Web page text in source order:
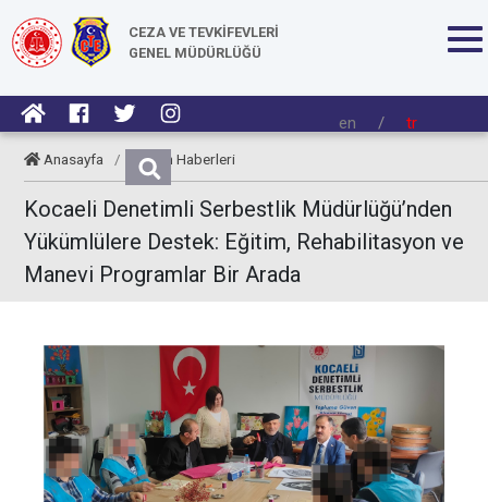
CEZA VE TEVKİFEVLERİ
GENEL MÜDÜRLÜĞÜ
en / tr
Anasayfa / Kurum Haberleri
Kocaeli Denetimli Serbestlik Müdürlüğü’nden
Yükümlülere Destek: Eğitim, Rehabilitasyon ve
Manevi Programlar Bir Arada